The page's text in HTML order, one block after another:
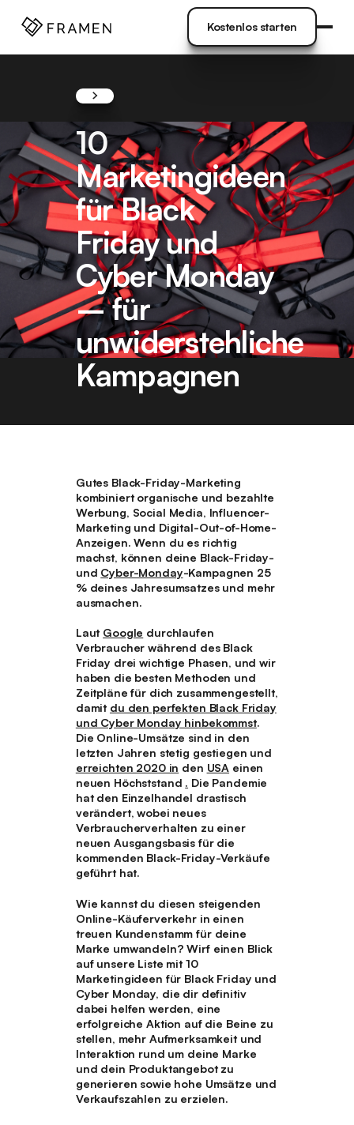
Kostenlos starten
10
Marketingideen
für Black
Friday und
Cyber Monday
– für
unwiderstehliche
Kampagnen
Gutes Black-Friday-Marketing
kombiniert organische und bezahlte
Werbung, Social Media, Influencer-
Marketing und Digital-Out-of-Home-
Anzeigen. Wenn du es richtig
machst, können deine Black-Friday-
und Cyber-Monday-Kampagnen 25
% deines Jahresumsatzes und mehr
ausmachen.
Laut Google durchlaufen
Verbraucher während des Black
Friday drei wichtige Phasen, und wir
haben die besten Methoden und
Zeitpläne für dich zusammengestellt,
damit du den perfekten Black Friday
und Cyber Monday hinbekommst.
Die Online-Umsätze sind in den
letzten Jahren stetig gestiegen und
erreichten 2020 in den USA einen
neuen Höchststand . Die Pandemie
hat den Einzelhandel drastisch
verändert, wobei neues
Verbraucherverhalten zu einer
neuen Ausgangsbasis für die
kommenden Black-Friday-Verkäufe
geführt hat.
Wie kannst du diesen steigenden
Online-Käuferverkehr in einen
treuen Kundenstamm für deine
Marke umwandeln? Wirf einen Blick
auf unsere Liste mit 10
Marketingideen für Black Friday und
Cyber Monday, die dir definitiv
dabei helfen werden, eine
erfolgreiche Aktion auf die Beine zu
stellen, mehr Aufmerksamkeit und
Interaktion rund um deine Marke
und dein Produktangebot zu
generieren sowie hohe Umsätze und
Verkaufszahlen zu erzielen.